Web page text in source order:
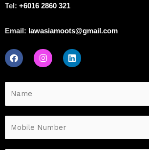
Tel: +6016 2860 321
Email: lawasiamoots@gmail.com